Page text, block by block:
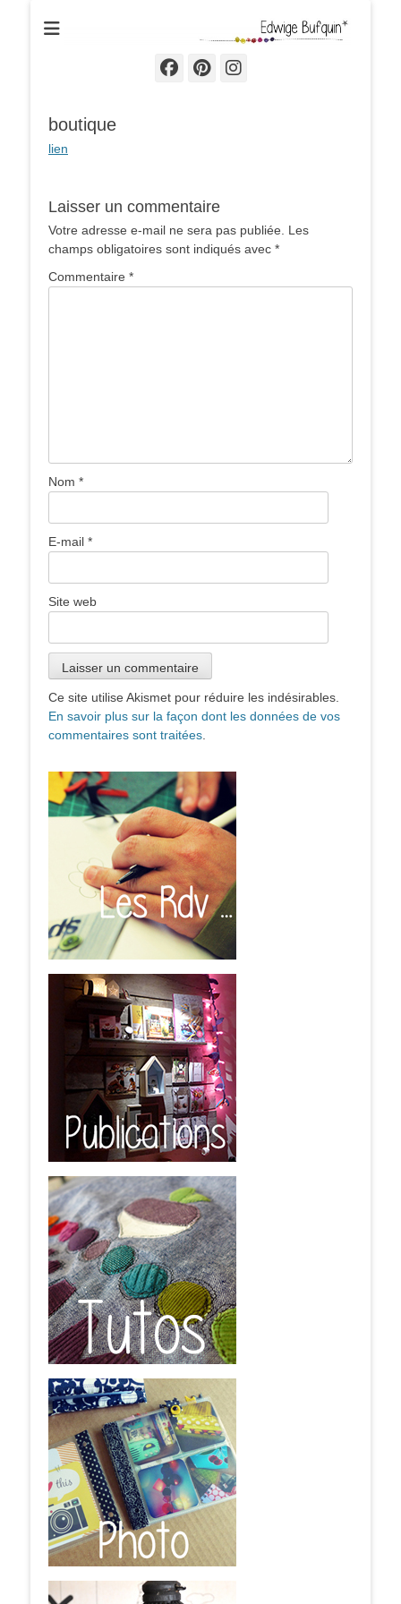
Edwige Bufquin
Facebook
Pinterest
Instagram
boutique
lien
Laisser un commentaire
Votre adresse e-mail ne sera pas publiée. Les
champs obligatoires sont indiqués avec *
Commentaire *
Nom *
E-mail *
Site web
Ce site utilise Akismet pour réduire les indésirables.
En savoir plus sur la façon dont les données de vos
commentaires sont traitées.